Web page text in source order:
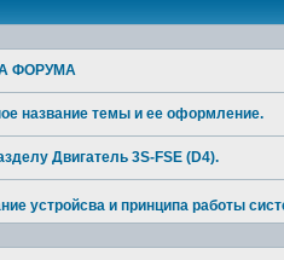
ФОРУМА
название темы и ее оформление.
Двигатель 3S-FSE (D4).
устройсва и принципа работы